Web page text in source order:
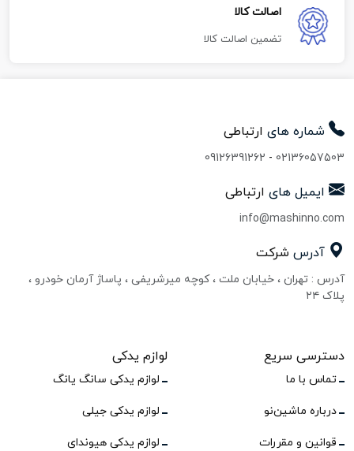
اصالت کالا
تضمین اصالت کالا
شماره های ارتباطی
02136057503
-
09126391262
ایمیل های ارتباطی
info@mashinno.com
آدرس شرکت
آدرس : تهران ، خیابان ملت ، کوچه میرشریفی ، پاساژ آرمان خودرو ،
پلاک ۲۴
دسترسی سریع
تماس با ما
درباره ماشین‌نو
قوانین و مقررات
لوازم یدکی
لوازم یدکی سانگ یانگ
لوازم یدکی جیلی
لوازم یدکی هیوندای